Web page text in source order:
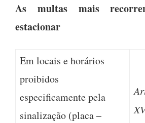
As multas mais
estacionar
Em locais e horários
proibidos
especificamente pela
sinalização (placa –